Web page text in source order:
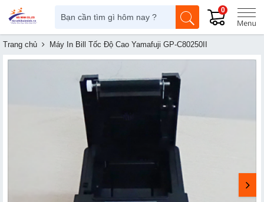
0
Trang chủ Máy In Bill Tốc Độ Cao Yamafuji GP-C80250II